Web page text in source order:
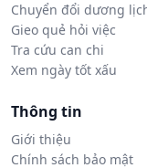
Chuyển đổi dương
Gieo quẻ hỏi việc
Tra cứu can chi
Xem ngày tốt xấu
Thông tin
Giới thiệu
Chính sách bảo mật